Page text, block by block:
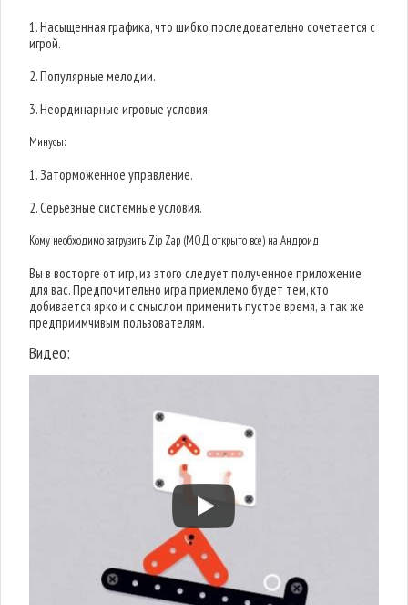
1. Насыщенная графика, что шибко последовательно сочетается с
игрой.
2. Популярные мелодии.
3. Неординарные игровые условия.
Минусы:
1. Заторможенное управление.
2. Серьезные системные условия.
Кому необходимо загрузить Zip Zap (МОД открыто все) на Андроид
Вы в восторге от игр, из этого следует полученное приложение
для вас. Предпочительно игра приемлемо будет тем, кто
добивается ярко и с смыслом применить пустое время, а так же
предприимчивым пользователям.
Видео: